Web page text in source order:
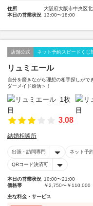
住所
大阪府大阪市中央区
本日の営業状況 13:00〜18:00
店舗公式 ネット予約スピードくじ
リュミエール
自分を磨きながら理想の相手探しが
ダーメイド婚活＞！
3.08
結婚相談所
出張・訪問専門 ネット予
QRコード決済可
本日の営業状況 10:00〜21:00
価格帯
￥2,750〜￥110,000
主な料金・サービス